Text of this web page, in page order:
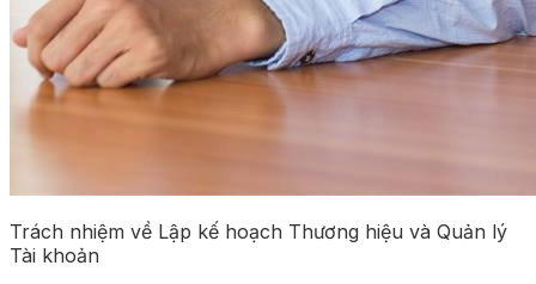
Trách nhiệm về Lập kế hoạch Thương hiệu và Quản lý
Tài khoản